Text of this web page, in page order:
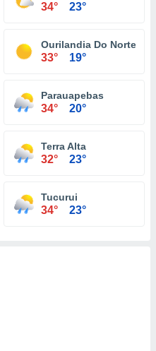
34° 23°
Ourilandia Do Norte
33° 19°
Parauapebas
34° 20°
Terra Alta
32° 23°
Tucurui
34° 23°